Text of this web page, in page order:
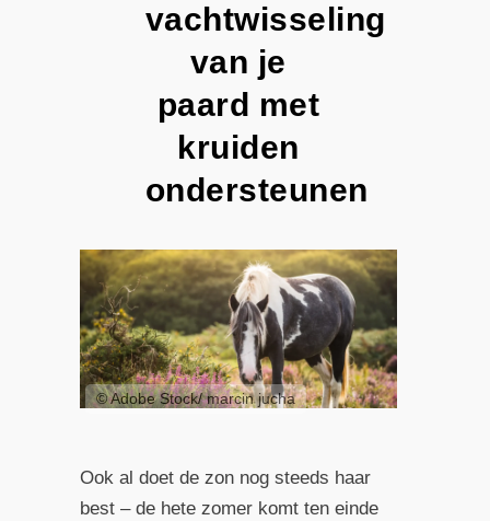
vachtwisseling
van je
paard met
kruiden
ondersteunen
© Adobe Stock/ marcin jucha
Ook al doet de zon nog steeds haar
best – de hete zomer komt ten einde